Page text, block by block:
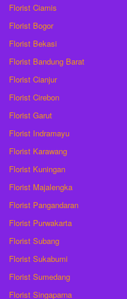
Florist Ciamis
Florist Bogor
Florist Bekasi
Florist Bandung Barat
Florist Cianjur
Florist Cirebon
Florist Garut
Florist Indramayu
Florist Karawang
Florist Kuningan
Florist Majalengka
Florist Pangandaran
Florist Purwakarta
Florist Subang
Florist Sukabumi
Florist Sumedang
Florist Singaparna